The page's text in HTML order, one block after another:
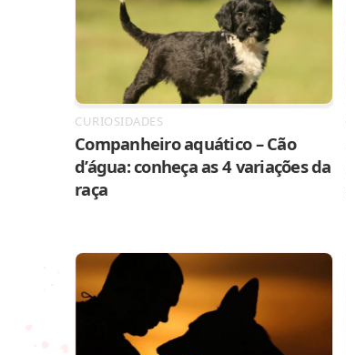
CURIOSIDADES
Companheiro aquático – Cão
d’água: conheça as 4 variações da
raça